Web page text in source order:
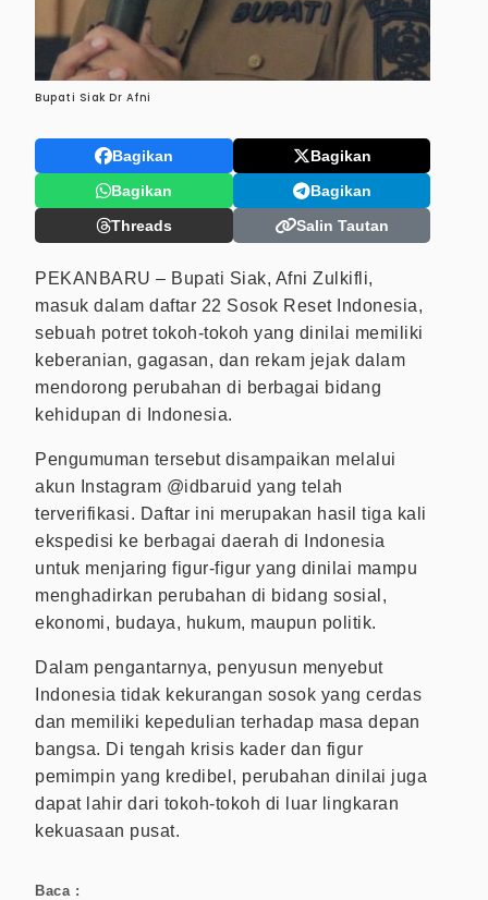
Bupati Siak Dr Afni
Bagikan
Bagikan
Bagikan
Bagikan
Threads
Salin Tautan
PEKANBARU – Bupati Siak, Afni Zulkifli,
masuk dalam daftar 22 Sosok Reset Indonesia,
sebuah potret tokoh-tokoh yang dinilai memiliki
keberanian, gagasan, dan rekam jejak dalam
mendorong perubahan di berbagai bidang
kehidupan di Indonesia.
Pengumuman tersebut disampaikan melalui
akun Instagram @idbaruid yang telah
terverifikasi. Daftar ini merupakan hasil tiga kali
ekspedisi ke berbagai daerah di Indonesia
untuk menjaring figur-figur yang dinilai mampu
menghadirkan perubahan di bidang sosial,
ekonomi, budaya, hukum, maupun politik.
Dalam pengantarnya, penyusun menyebut
Indonesia tidak kekurangan sosok yang cerdas
dan memiliki kepedulian terhadap masa depan
bangsa. Di tengah krisis kader dan figur
pemimpin yang kredibel, perubahan dinilai juga
dapat lahir dari tokoh-tokoh di luar lingkaran
kekuasaan pusat.
Baca :